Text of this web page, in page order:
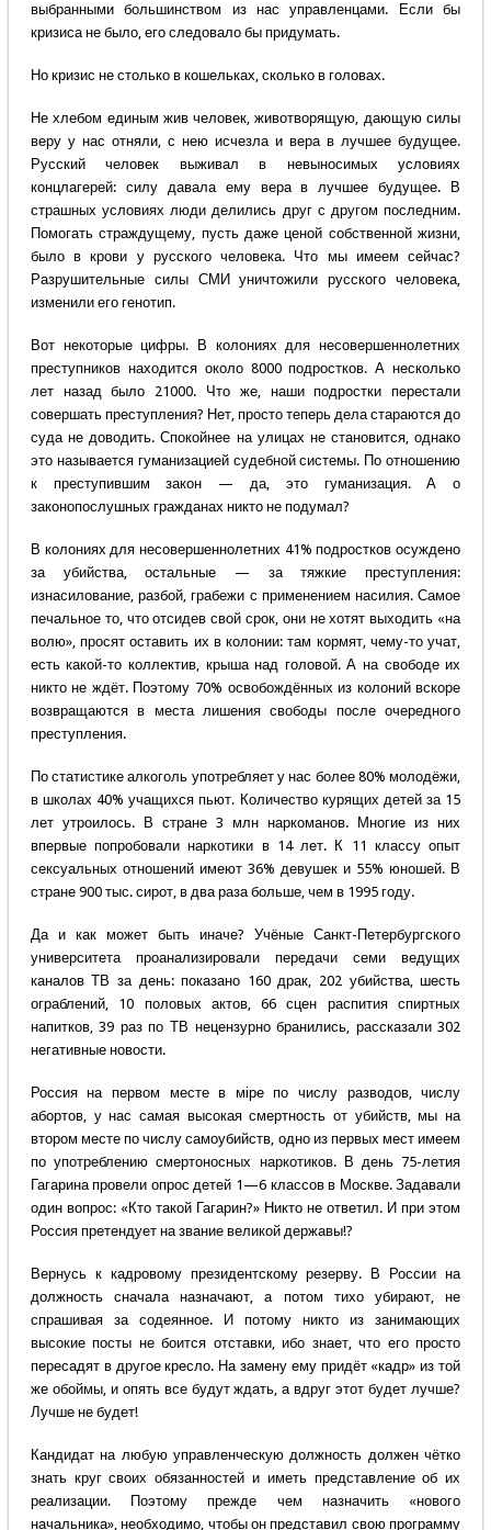
выбранными большинством из нас управленцами. Если бы
кризиса не было, его следовало бы придумать.
Но кризис не столько в кошельках, сколько в головах.
Не хлебом единым жив человек, животворящую, дающую силы
веру у нас отняли, с нею исчезла и вера в лучшее будущее.
Русский человек выживал в невыносимых условиях
концлагерей: силу давала ему вера в лучшее будущее. В
страшных условиях люди делились друг с другом последним.
Помогать страждущему, пусть даже ценой собственной жизни,
было в крови у русского человека. Что мы имеем сейчас?
Разрушительные силы СМИ уничтожили русского человека,
изменили его генотип.
Вот некоторые цифры. В колониях для несовершеннолетних
преступников находится около 8000 подростков. А несколько
лет назад было 21000. Что же, наши подростки перестали
совершать преступления? Нет, просто теперь дела стараются до
суда не доводить. Спокойнее на улицах не становится, однако
это называется гуманизацией судебной системы. По отношению
к преступившим закон — да, это гуманизация. А о
законопослушных гражданах никто не подумал?
В колониях для несовершеннолетних 41% подростков осуждено
за убийства, остальные — за тяжкие преступления:
изнасилование, разбой, грабежи с применением насилия. Самое
печальное то, что отсидев свой срок, они не хотят выходить «на
волю», просят оставить их в колонии: там кормят, чему-то учат,
есть какой-то коллектив, крыша над головой. А на свободе их
никто не ждёт. Поэтому 70% освобождённых из колоний вскоре
возвращаются в места лишения свободы после очередного
преступления.
По статистике алкоголь употребляет у нас более 80% молодёжи,
в школах 40% учащихся пьют. Количество курящих детей за 15
лет утроилось. В стране 3 млн наркоманов. Многие из них
впервые попробовали наркотики в 14 лет. К 11 классу опыт
сексуальных отношений имеют 36% девушек и 55% юношей. В
стране 900 тыс. сирот, в два раза больше, чем в 1995 году.
Да и как может быть иначе? Учёные Санкт-Петербургского
университета проанализировали передачи семи ведущих
каналов ТВ за день: показано 160 драк, 202 убийства, шесть
ограблений, 10 половых актов, 66 сцен распития спиртных
напитков, 39 раз по ТВ нецензурно бранились, рассказали 302
негативные новости.
Россия на первом месте в мiре по числу разводов, числу
абортов, у нас самая высокая смертность от убийств, мы на
втором месте по числу самоубийств, одно из первых мест имеем
по употреблению смертоносных наркотиков. В день 75-летия
Гагарина провели опрос детей 1—6 классов в Москве. Задавали
один вопрос: «Кто такой Гагарин?» Никто не ответил. И при этом
Россия претендует на звание великой державы!?
Вернусь к кадровому президентскому резерву. В России на
должность сначала назначают, а потом тихо убирают, не
спрашивая за содеянное. И потому никто из занимающих
высокие посты не боится отставки, ибо знает, что его просто
пересадят в другое кресло. На замену ему придёт «кадр» из той
же обоймы, и опять все будут ждать, а вдруг этот будет лучше?
Лучше не будет!
Кандидат на любую управленческую должность должен чётко
знать круг своих обязанностей и иметь представление об их
реализации. Поэтому прежде чем назначить «нового
начальника», необходимо, чтобы он представил свою программу